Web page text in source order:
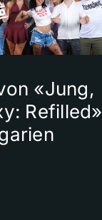
«Jung,
Refilled»